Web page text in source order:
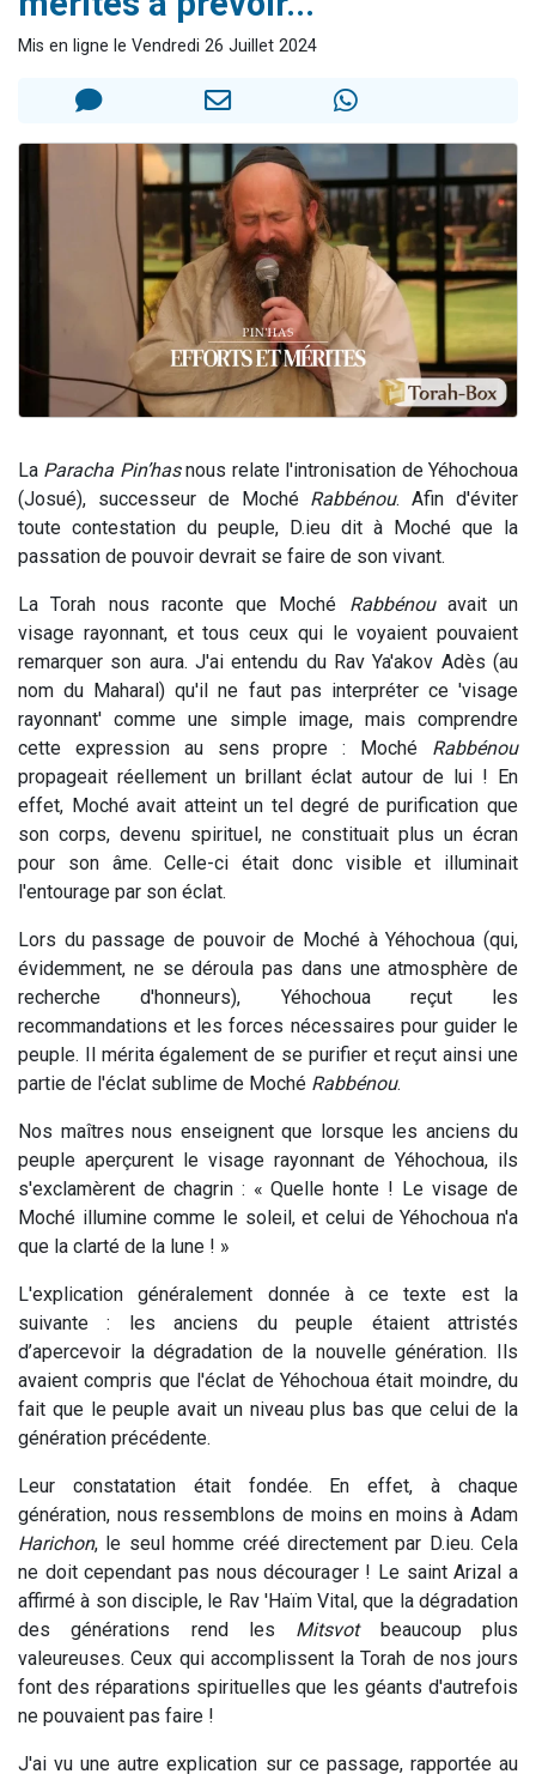
Il reste 49 places pour étudier en groupe sur Zoom
Eva vient de donner son Maasser
3 personnes viennent de faire un don pour Événements Torah-Box
Mis en ligne le Vendredi 26 Juillet 2024
La Paracha Pin’hasnous relate l'intronisation de Yéhochoua
(Josué), successeur de Moché Rabbénou. Afin d'éviter
toute contestation du peuple, D.ieu dit à Moché que la
passation de pouvoir devrait se faire de son vivant.
La Torah nous raconte que Moché Rabbénouavait un
visage rayonnant, et tous ceux qui le voyaient pouvaient
remarquer son aura. J'ai entendu du Rav Ya'akov Adès (au
nom du Maharal) qu'il ne faut pas interpréter ce 'visage
rayonnant' comme une simple image, mais comprendre
cette expression au sens propre : Moché Rabbénou
propageait réellement un brillant éclat autour de lui ! En
effet, Moché avait atteint un tel degré de purification que
son corps, devenu spirituel, ne constituait plus un écran
pour son âme. Celle-ci était donc visible et illuminait
l'entourage par son éclat.
Lors du passage de pouvoir de Moché à Yéhochoua (qui,
évidemment, ne se déroula pas dans une atmosphère de
recherche d'honneurs), Yéhochoua reçut les
recommandations et les forces nécessaires pour guider le
peuple. Il mérita également de se purifier et reçut ainsi une
partie de l'éclat sublime de Moché Rabbénou.
Nos maîtres nous enseignent que lorsque les anciens du
peuple aperçurent le visage rayonnant de Yéhochoua, ils
s'exclamèrent de chagrin : « Quelle honte ! Le visage de
Moché illumine comme le soleil, et celui de Yéhochoua n'a
que la clarté de la lune ! »
L'explication généralement donnée à ce texte est la
suivante : les anciens du peuple étaient attristés
d’apercevoir la dégradation de la nouvelle génération. Ils
avaient compris que l'éclat de Yéhochoua était moindre, du
fait que le peuple avait un niveau plus bas que celui de la
génération précédente.
Leur constatation était fondée. En effet, à chaque
génération, nous ressemblons de moins en moins à Adam
Harichon, le seul homme créé directement par D.ieu. Cela
ne doit cependant pas nous décourager ! Le saint Arizal a
affirmé à son disciple, le Rav 'Haïm Vital, que la dégradation
des générations rend les Mitsvotbeaucoup plus
valeureuses. Ceux qui accomplissent la Torah de nos jours
font des réparations spirituelles que les géants d'autrefois
ne pouvaient pas faire !
J'ai vu une autre explication sur ce passage, rapportée au